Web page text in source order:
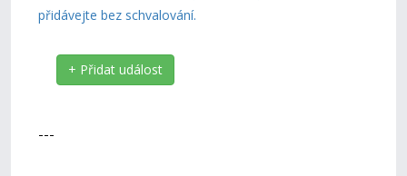
přidávejte bez schvalování.
+ Přidat událost
---